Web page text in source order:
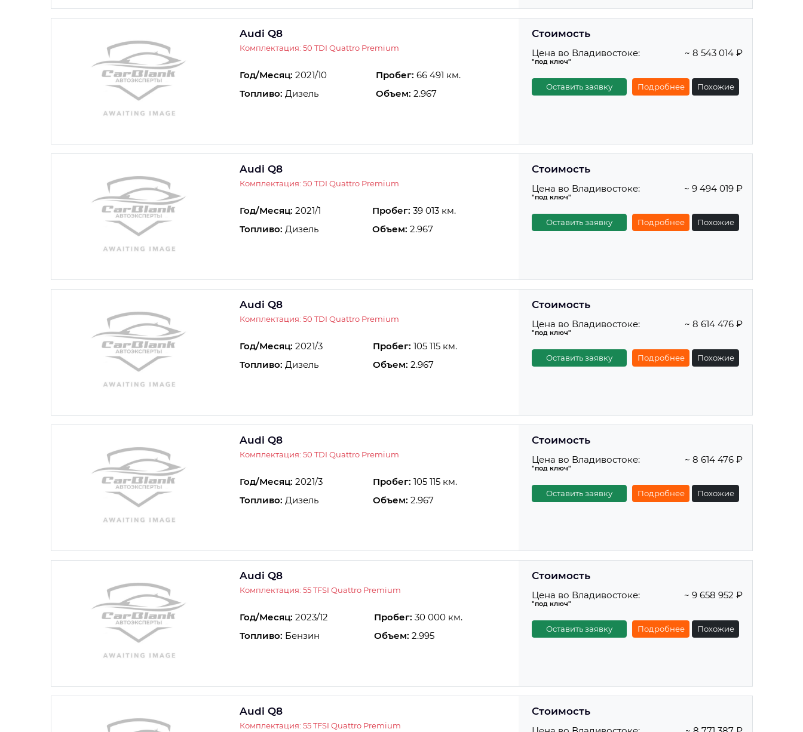
Audi Q8
Комплектация: 50 TDI Quattro Premium
Год/Месяц: 2021/10 Пробег: 66 491 км.
Топливо: Дизель Объем: 2.967
Стоимость
Цена во Владивостоке:
"под ключ"
~ 8 543 014 ₽
Оставить заявку Подробнее Похожие
Audi Q8
Комплектация: 50 TDI Quattro Premium
Год/Месяц: 2021/1 Пробег: 39 013 км.
Топливо: Дизель Объем: 2.967
Стоимость
Цена во Владивостоке:
"под ключ"
~ 9 494 019 ₽
Оставить заявку Подробнее Похожие
Audi Q8
Комплектация: 50 TDI Quattro Premium
Год/Месяц: 2021/3 Пробег: 105 115 км.
Топливо: Дизель Объем: 2.967
Стоимость
Цена во Владивостоке:
"под ключ"
~ 8 614 476 ₽
Оставить заявку Подробнее Похожие
Audi Q8
Комплектация: 50 TDI Quattro Premium
Год/Месяц: 2021/3 Пробег: 105 115 км.
Топливо: Дизель Объем: 2.967
Стоимость
Цена во Владивостоке:
"под ключ"
~ 8 614 476 ₽
Оставить заявку Подробнее Похожие
Audi Q8
Комплектация: 55 TFSI Quattro Premium
Год/Месяц: 2023/12 Пробег: 30 000 км.
Топливо: Бензин Объем: 2.995
Стоимость
Цена во Владивостоке:
"под ключ"
~ 9 658 952 ₽
Оставить заявку Подробнее Похожие
Audi Q8
Комплектация: 55 TFSI Quattro Premium
Стоимость